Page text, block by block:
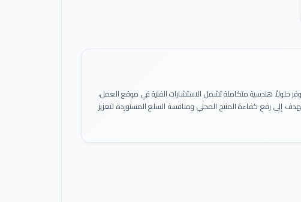
حلولاً هندسية متكاملة تشمل الاستشارات الفنية في موقع العمل،
نهدف إلى رفع كفاءة المنتج المحلي ومنافسة السلع المستوردة لتعزيز